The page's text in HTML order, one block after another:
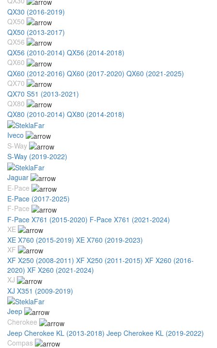
QX30 (2016-2019)
QX50
QX50 (2013-2017)
QX56
QX56 (2010-2014) QX56 (2014-2018)
QX60
QX60 (2012-2016) QX60 (2017-2020) QX60 (2021-2025)
QX70
QX70 S51 (2013-2021)
QX80
QX80 (2010-2014) QX80 (2014-2018)
Iveco
S-Way
S-Way (2019-2022)
Jaguar
E-Pace
E-Pace (2017-2025)
F-Pace
F-Pace X761 (2015-2020) F-Pace X761 (2021-2024)
XE
XE X760 (2015-2019) XE X760 (2019-2023)
XF
XF X250 (2008-2011) XF X250 (2011-2015) XF X260 (2016-
2020) XF X260 (2021-2024)
XJ
XJ X351 (2009-2019)
Jeep
Cherokee
Jeep Cherokee KL (2013-2018) Jeep Cherokee KL (2019-2022)
Compas